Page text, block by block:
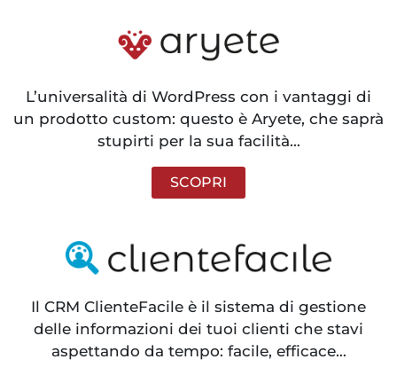
L’universalità di WordPress con i vantaggi di
un prodotto custom: questo è Aryete, che saprà
stupirti per la sua facilità…
SCOPRI
Il CRM ClienteFacile è il sistema di gestione
delle informazioni dei tuoi clienti che stavi
aspettando da tempo: facile, efficace…